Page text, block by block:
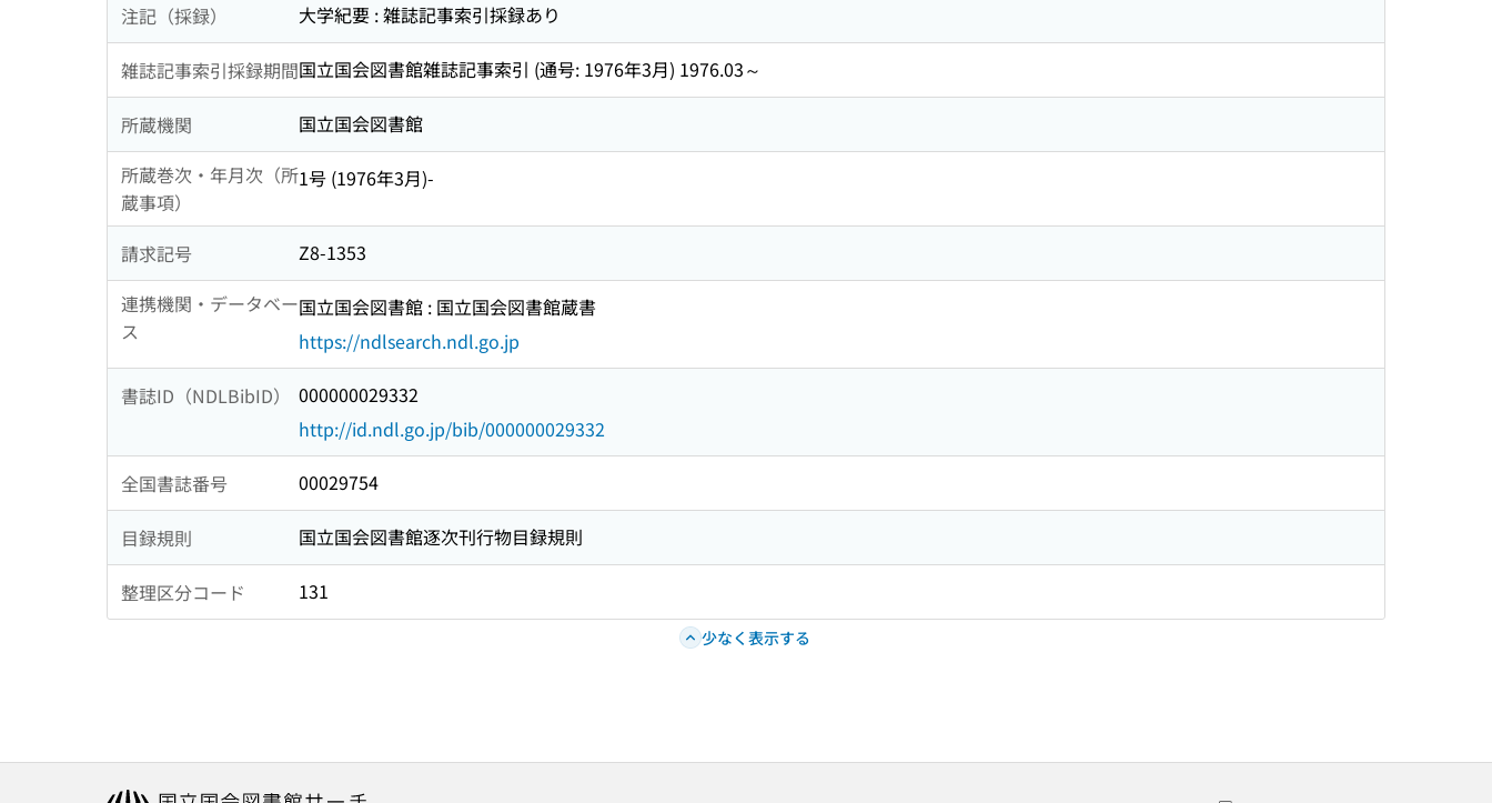
注記（採録） 大学紀要 : 雑誌記事索引採録あり
雑誌記事索引採録期間国立国会図書館雑誌記事索引 (通号: 1976年3月) 1976.03～
所蔵機関
国立国会図書館
所蔵巻次・年月次（所
蔵事項）
1号 (1976年3月)-
請求記号
Z8-1353
連携機関・データベー
ス
国立国会図書館 : 国立国会図書館蔵書
https://ndlsearch.ndl.go.jp
書誌ID（NDLBibID）
000000029332
http://id.ndl.go.jp/bib/000000029332
全国書誌番号 00029754
目録規則 国立国会図書館逐次刊行物目録規則
整理区分コード 131
少なく表示する